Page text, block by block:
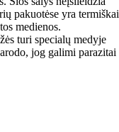
pakuotėse yra termiškai
medienos.
turi specialų medyje
jog galimi parazitai